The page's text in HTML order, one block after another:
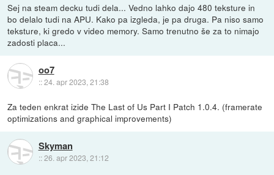
Sej na steam decku tudi dela... Vedno lahko dajo 480 teksture in
bo delalo tudi na APU. Kako pa izgleda, je pa druga. Pa niso samo
teksture, ki gredo v video memory. Samo trenutno še za to nimajo
zadosti placa...
oo7
::24. apr 2023, 21:38
Za teden enkrat izide The Last of Us Part I Patch 1.0.4. (framerate
optimizations and graphical improvements)
Skyman
::26. apr 2023, 21:12